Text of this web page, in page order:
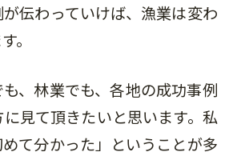
伝わっていけば、漁業は変わ
。
、林業でも、各地の成功事例
見て頂きたいと思います。私
て分かった」ということが多